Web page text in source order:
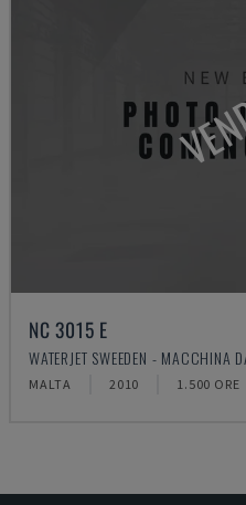
NC 3015 E
WATERJET SWEEDEN - MACCHINA
MALTA 2010 1.500 ORE